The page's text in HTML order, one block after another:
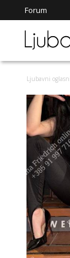
Forum
Ljubavni